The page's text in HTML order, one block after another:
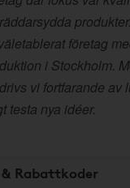
företag
i Stockholm.
vi fortfarande av
testa nya idéer.
Rabattkoder